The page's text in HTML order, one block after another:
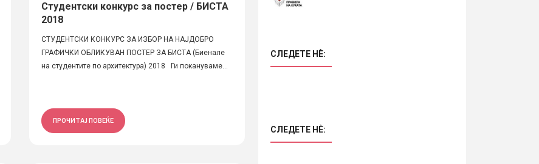
Студентски конкурс за постер / БИСТА
2018
СТУДЕНТСКИ КОНКУРС ЗА ИЗБОР НА НАЈДОБРО
ГРАФИЧКИ ОБЛИКУВАН ПОСТЕР ЗА БИСТА (Биенале
на студентите по архитектура) 2018 Ги покануваме...
ПРОЧИТАЈ ПОВЕЌЕ
СЛЕДЕТЕ НÈ:
СЛЕДЕТЕ НÈ: